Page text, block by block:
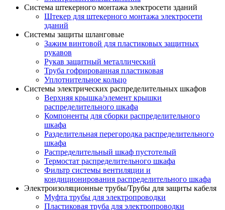
Система штекерного монтажа электросети зданий
Штекер для штекерного монтажа электросети
зданий
Системы защиты шланговые
Зажим винтовой для пластиковых защитных
рукавов
Рукав защитный металлический
Труба гофрированная пластиковая
Уплотнительное кольцо
Системы электрических распределительных шкафов
Верхняя крышка/элемент крышки
распределительного шкафа
Компоненты для сборки распределительного
шкафа
Разделительная перегородка распределительного
шкафа
Распределительный шкаф пустотелый
Термостат распределительного шкафа
Фильтр системы вентиляции и
кондиционирования распределительного шкафа
Электроизоляционные трубы/Трубы для защиты кабеля
Муфта трубы для электропроводки
Пластиковая труба для электропроводки